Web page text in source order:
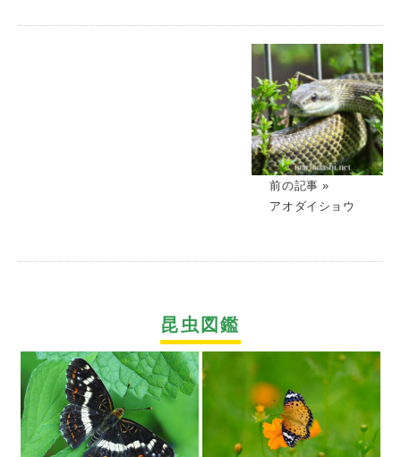
前の記事 »
アオダイショウ
昆虫図鑑